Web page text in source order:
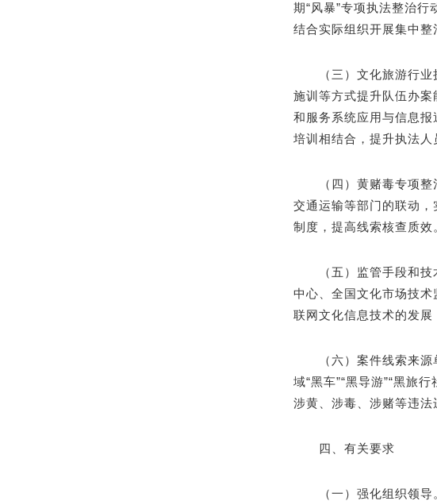
期“风暴”专项执法整治
结合实际组织开展集中整
（三）文化旅游行
施训等方式提升队伍办
和服务系统应用与信息
培训相结合，提升执法人
（四）黄赌毒专项
交通运输等部门的联动
制度，提高线索核查质效
（五）监管手段和
中心、全国文化市场技
联网文化信息技术的发展
（六）案件线索来
域“黑车”“黑导游”“黑旅
涉黄、涉毒、涉赌等违法
四、有关要求
（一）强化组织领